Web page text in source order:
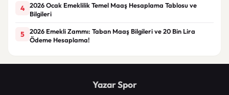
4
2026 Ocak Emeklilik Temel Maaş Hesaplama Tablosu ve
Bilgileri
5
2026 Emekli Zammı: Taban Maaş Bilgileri ve 20 Bin Lira
Ödeme Hesaplama!
Yazar Spor